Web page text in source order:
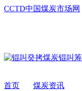
CCTD中国煤炭市场网
首页 煤炭资讯